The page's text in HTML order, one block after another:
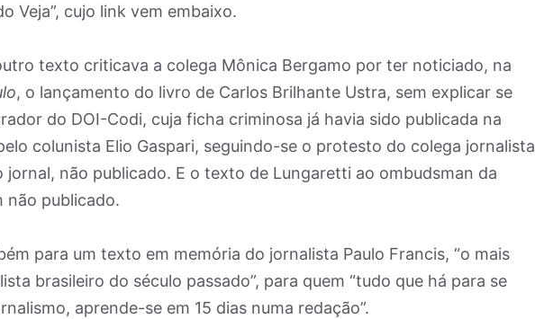
Veja”, cujo link vem embaixo.
texto criticava a colega Mônica Bergamo por ter noticiado, na
, o lançamento do livro de Carlos Brilhante Ustra, sem explicar se
do DOI-Codi, cuja ficha criminosa já havia sido publicada na
colunista Elio Gaspari, seguindo-se o protesto do colega jornalista
jornal, não publicado. E o texto de Lungaretti ao ombudsman da
não publicado.
para um texto em memória do jornalista Paulo Francis, “o mais
brasileiro do século passado”, para quem “tudo que há para se
aprende-se em 15 dias numa redação”.